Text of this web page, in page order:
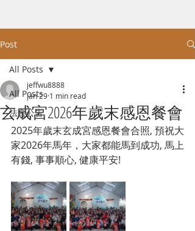
Post
All Posts
法會公告
All Posts
玄成宮2026年歲末感恩餐會
jeffwu8888
Jan 29 1 min read
2025年歲末玄成宮感恩餐會合照, 預祝大
家2026年馬年，大家都能馬到成功, 馬上
有錢, 事事順心, 健康平安!